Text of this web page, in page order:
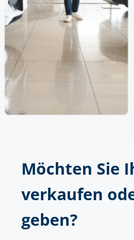
Möchten Sie
verkaufen
geben?